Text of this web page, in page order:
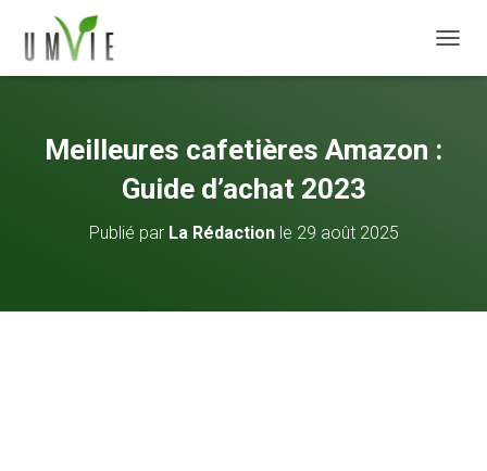
Meilleures cafetières Amazon :
Guide d’achat 2023
Publié par La Rédactionle 29 août 2025